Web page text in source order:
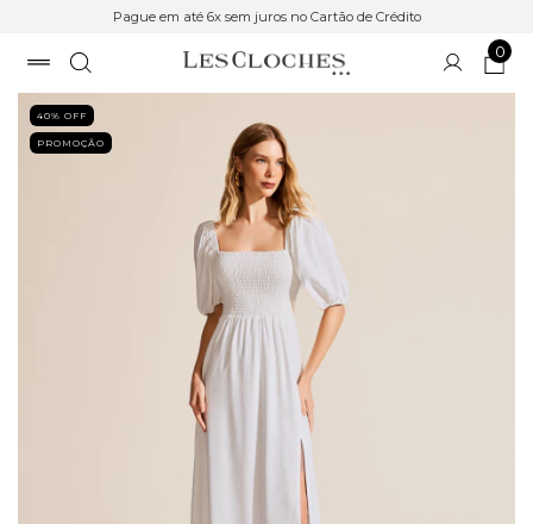
Pague em até 6x sem juros no Cartão de Crédito
0
40% OFF
PROMOÇÃO